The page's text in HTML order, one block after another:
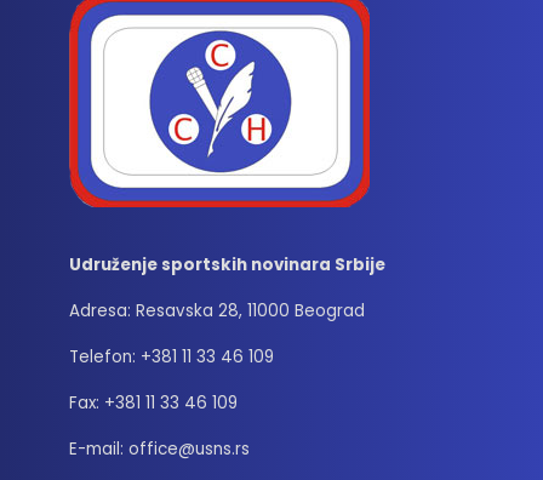
Udruženje sportskih novinara Srbije
Adresa: Resavska 28, 11000 Beograd
Telefon: +381 11 33 46 109
Fax: +381 11 33 46 109
E-mail: office@usns.rs